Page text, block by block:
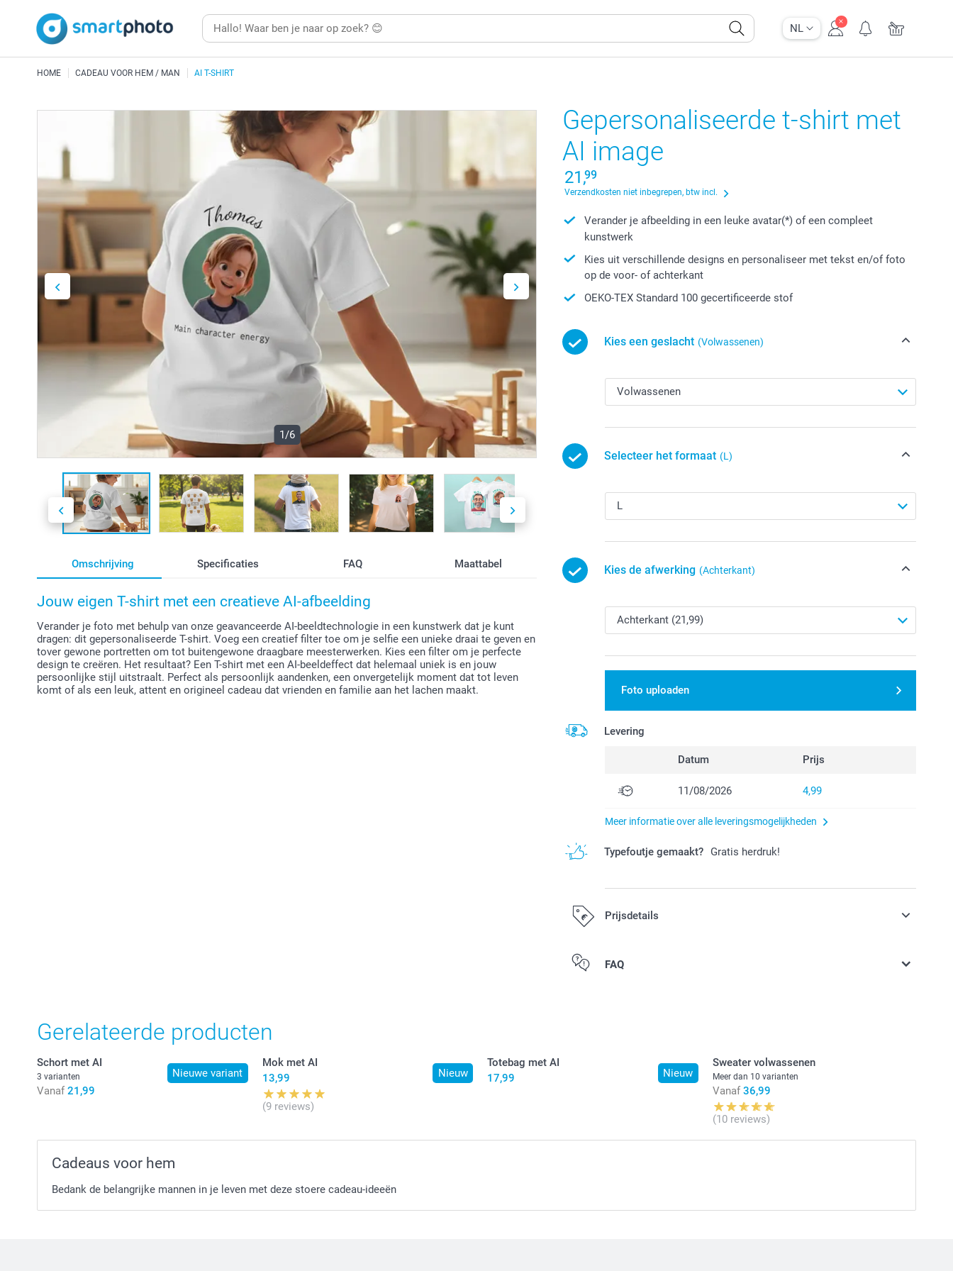
NL
HOME CADEAU VOOR HEM / MAN AI T-SHIRT
1/6
Omschrijving Specificaties FAQ Maattabel
Jouw eigen T-shirt met een creatieve AI-afbeelding
Verander je foto met behulp van onze geavanceerde AI-beeldtechnologie in een kunstwerk dat je kunt
dragen: dit gepersonaliseerde T-shirt. Voeg een creatief filter toe om je selfie een unieke draai te geven en
tover gewone portretten om tot buitengewone draagbare meesterwerken. Kies een filter om je perfecte
design te creëren. Het resultaat? Een T-shirt met een AI-beeldeffect dat helemaal uniek is en jouw
persoonlijke stijl uitstraalt. Perfect als persoonlijk aandenken, een onvergetelijk moment dat tot leven
komt of als een leuk, attent en origineel cadeau dat vrienden en familie aan het lachen maakt.
Gepersonaliseerde t-shirt met
AI image
21,99
Verzendkosten niet inbegrepen, btw incl.
Verander je afbeelding in een leuke avatar(*) of een compleet
kunstwerk
Kies uit verschillende designs en personaliseer met tekst en/of foto
op de voor- of achterkant
OEKO-TEX Standard 100 gecertificeerde stof
Kies een geslacht (Volwassenen)
Selecteer het formaat (L)
Kies de afwerking (Achterkant)
Foto uploaden
Levering
Datum Prijs
11/08/2026 4,99
Meer informatie over alle leveringsmogelijkheden
Typefoutje gemaakt? Gratis herdruk!
Prijsdetails
Alle prijzen zijn in EURO (€) inclusief BTW en exclusief verzendkosten.
FAQ
Gerelateerde producten
Nieuwe variant
Schort met AI
3 varianten
Vanaf 21,99
Nieuw
Mok met AI
13,99
(9 reviews)
Nieuw
Totebag met AI
17,99
Sweater volwassenen
Meer dan 10 varianten
Vanaf 36,99
(10 reviews)
Cadeaus voor hem
Bedank de belangrijke mannen in je leven met deze stoere cadeau-ideeën